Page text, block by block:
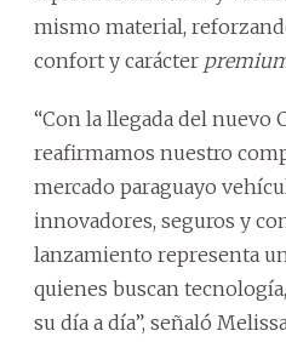
mismo material,
confort y carácter
“Con la llegada del nuevo
reafirmamos nuestro
mercado paraguayo
innovadores, seguros y
lanzamiento representa
quienes buscan
su día a día”, señaló